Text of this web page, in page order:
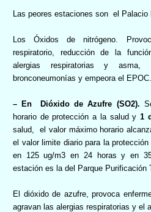
Las peores estaciones son el Palacio
Los Óxidos de nitrógeno.
respiratorio, reducción de la
alergias respiratorias y
bronconeumonías y empeora el EPOC.
– En Dióxido de Azufre (SO2).
horario de protección a la salud y 1
salud,
el valor máximo horario
el valor limite diario para la
en 125 ug/m3 en 24 horas y en
estación es la del Parque Purificación
El dióxido de azufre, provoca
agravan las alergias respiratorias y el